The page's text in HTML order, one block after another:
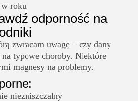
roku
odporność na
zwracam uwagę – czy dany
typowe choroby. Niektóre
magnesy na problemy.
niezniszczalny